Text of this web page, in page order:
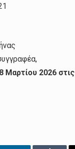
Μαρτίου 2026 στις